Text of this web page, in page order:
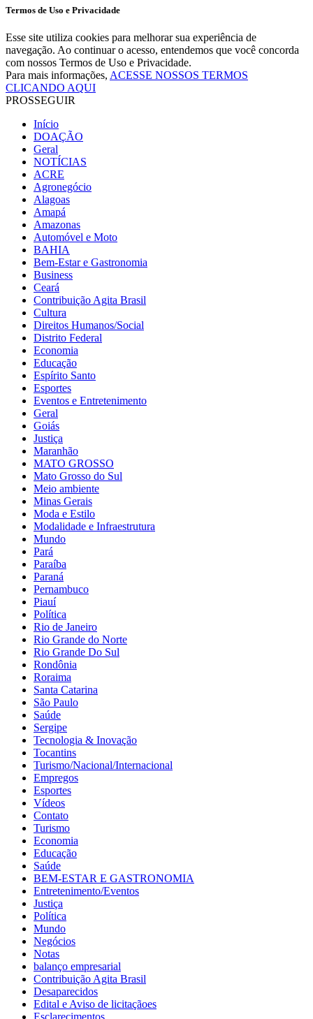
Termos de Uso e Privacidade
Esse site utiliza cookies para melhorar sua experiência de
navegação. Ao continuar o acesso, entendemos que você concorda
com nossos Termos de Uso e Privacidade.
Para mais informações, ACESSE NOSSOS TERMOS
CLICANDO AQUI
PROSSEGUIR
Início
DOAÇÃO
Geral
NOTÍCIAS
ACRE
Agronegócio
Alagoas
Amapá
Amazonas
Automóvel e Moto
BAHIA
Bem-Estar e Gastronomia
Business
Ceará
Contribuição Agita Brasil
Cultura
Direitos Humanos/Social
Distrito Federal
Economia
Educação
Espírito Santo
Esportes
Eventos e Entretenimento
Geral
Goiás
Justiça
Maranhão
MATO GROSSO
Mato Grosso do Sul
Meio ambiente
Minas Gerais
Moda e Estilo
Modalidade e Infraestrutura
Mundo
Pará
Paraíba
Paraná
Pernambuco
Piauí
Política
Rio de Janeiro
Rio Grande do Norte
Rio Grande Do Sul
Rondônia
Roraima
Santa Catarina
São Paulo
Saúde
Sergipe
Tecnologia & Inovação
Tocantins
Turismo/Nacional/Internacional
Empregos
Esportes
Vídeos
Contato
Turismo
Economia
Educação
Saúde
BEM-ESTAR E GASTRONOMIA
Entretenimento/Eventos
Justiça
Política
Mundo
Negócios
Notas
balanço empresarial
Contribuição Agita Brasil
Desaparecidos
Edital e Aviso de licitaçãoes